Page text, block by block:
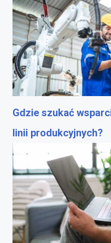
Gdzie szukać
linii produkcyjnych?